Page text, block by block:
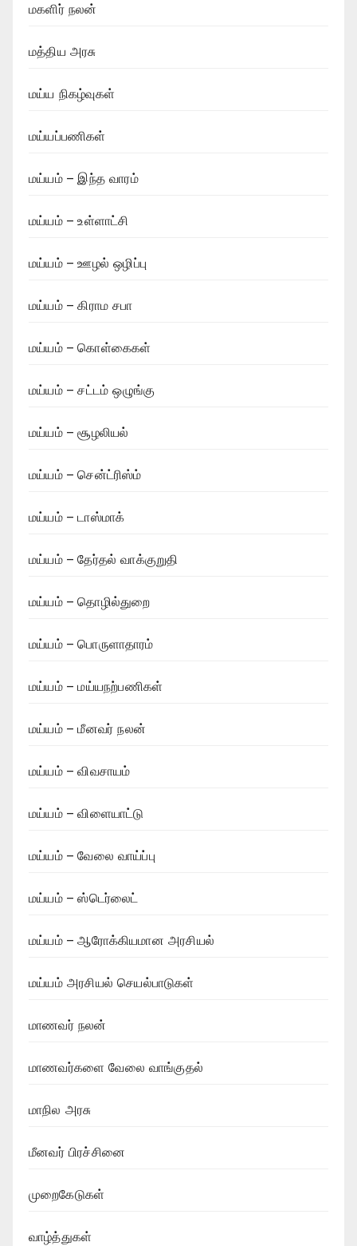
மகளிர் நலன்
மத்திய அரசு
மய்ய நிகழ்வுகள்
மய்யப்பணிகள்
மய்யம் – இந்த வாரம்
மய்யம் – உள்ளாட்சி
மய்யம் – ஊழல் ஒழிப்பு
மய்யம் – கிராம சபா
மய்யம் – கொள்கைகள்
மய்யம் – சட்டம் ஒழுங்கு
மய்யம் – சூழலியல்
மய்யம் – சென்ட்ரிஸ்ம்
மய்யம் – டாஸ்மாக்
மய்யம் – தேர்தல் வாக்குறுதி
மய்யம் – தொழில்துறை
மய்யம் – பொருளாதாரம்
மய்யம் – மய்யநற்பணிகள்
மய்யம் – மீனவர் நலன்
மய்யம் – விவசாயம்
மய்யம் – விளையாட்டு
மய்யம் – வேலை வாய்ப்பு
மய்யம் – ஸ்டெர்லைட்
மய்யம் – ஆரோக்கியமான அரசியல்
மய்யம் அரசியல் செயல்பாடுகள்
மாணவர் நலன்
மாணவர்களை வேலை வாங்குதல்
மாநில அரசு
மீனவர் பிரச்சினை
முறைகேடுகள்
வாழ்த்துகள்